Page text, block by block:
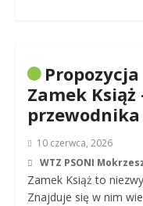
Zamek Książ
przewodnika
10 czerwca, 2026
WTZ PSONI
Zamek Książ to
Znajduje się w nim